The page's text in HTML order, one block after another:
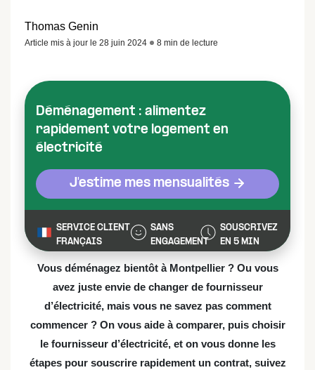
Thomas Genin
Article mis à jour le 28 juin 2024 8 min de lecture
Déménagement : alimentez
rapidement votre logement en
électricité
J'estime mes mensualités
SERVICE CLIENT
FRANÇAIS
SANS
ENGAGEMENT
SOUSCRIVEZ
EN 5 MIN
Vous déménagez bientôt à Montpellier ? Ou vous
avez juste envie de changer de fournisseur
d’électricité, mais vous ne savez pas comment
commencer ? On vous aide à comparer, puis choisir
le fournisseur d’électricité, et on vous donne les
étapes pour souscrire rapidement un contrat, suivez